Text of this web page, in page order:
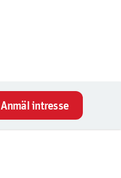
Anmäl intresse